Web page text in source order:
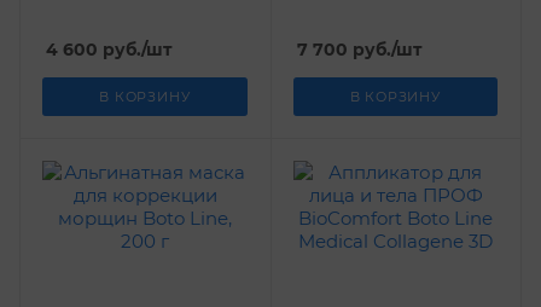
4 600 руб./шт
В КОРЗИНУ
7 700 руб./шт
В КОРЗИНУ